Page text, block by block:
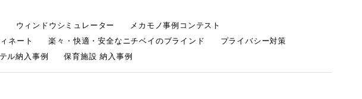
ウィンドウシミュレーター
メカモノ事例コンテスト
ネート 楽々・快適・安全なニチベイのブラインド
プライバシー対策
ル納入事例 保育施設 納入事例